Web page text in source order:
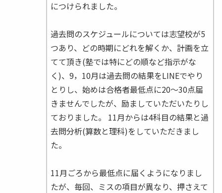
につけられました。
過去問のスケジュールについては志望校が5
つあり、どの時期にどれを解くか、計画を立
てて頂き(塾では特にどの順など指示がな
く)、9，10月は過去問の結果をLINEでやり
とりし、始めは合格者最低点に20〜30点届
きませんでしたが、励ましていただいたりし
ておりました。 11月からは4科目の結果と過
去問分析(算数と理科)をしていただきまし
た。
11月ごろから最低点に届くようになりまし
たが、毎回、ミスの項目が異なり、押さえて